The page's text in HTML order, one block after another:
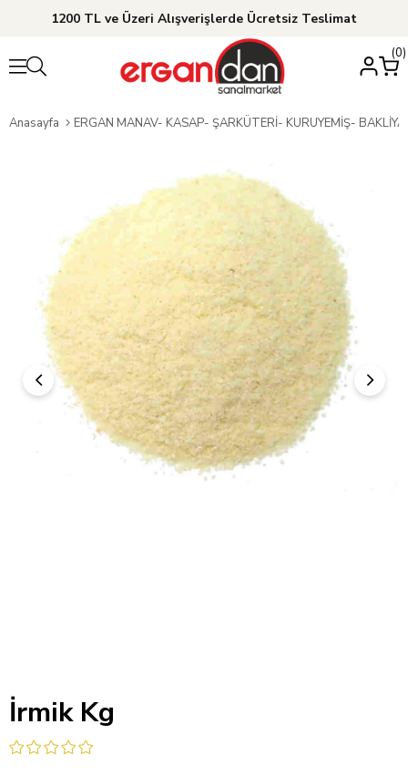
1200 TL ve Üzeri Alışverişlerde Ücretsiz Teslimat
0
Anasayfa ERGAN MANAV- KASAP- ŞARKÜTERİ- KURUYEMİŞ-
İrmik Kg